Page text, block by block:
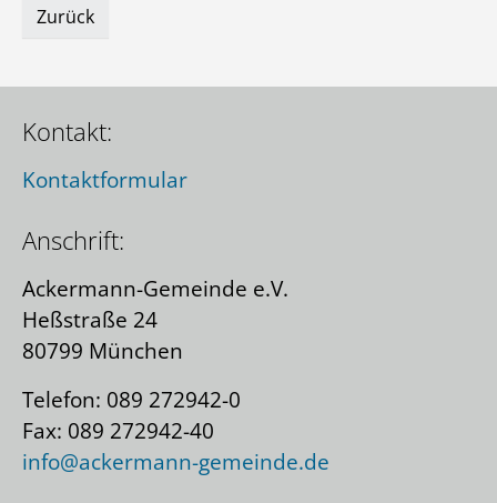
Zurück
Kontakt:
Kontaktformular
Anschrift:
Ackermann-Gemeinde e.V.
Heßstraße 24
80799 München
Telefon: 089 272942-0
Fax: 089 272942-40
info@ackermann-gemeinde.de